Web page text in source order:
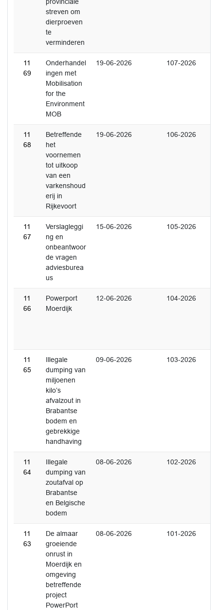
streven om
dierproeven
te
verminderen
11
69
Onderhandel
ingen met
Mobilisation
for the
Environment
MOB
19-06-2026 107-2026
11
68
Betreffende
het
voornemen
tot uitkoop
van een
varkenshoud
erij in
Rijkevoort
19-06-2026 106-2026
11
67
Verslagleggi
ng en
onbeantwoor
de vragen
adviesburea
us
15-06-2026 105-2026
11
66
Powerport
Moerdijk
12-06-2026 104-2026
11
65
Illegale
dumping van
miljoenen
kilo’s
afvalzout in
Brabantse
bodem en
gebrekkige
handhaving
09-06-2026 103-2026
11
64
Illegale
dumping van
zoutafval op
Brabantse
en Belgische
bodem
08-06-2026 102-2026
11
63
De almaar
groeiende
onrust in
Moerdijk en
omgeving
betreffende
project
PowerPort
08-06-2026 101-2026